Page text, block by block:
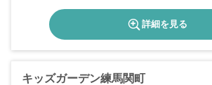
詳細を見る
キッズガーデン練馬関町